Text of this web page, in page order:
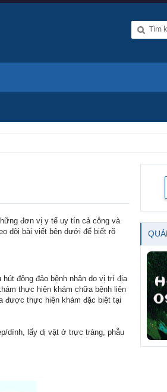
đơn vị y tế uy tín cả công và
dõi bài viết bên dưới để biết rõ
đông đảo bệnh nhân do vị trí địa
thực hiện khám chữa bệnh liên
được thực hiện khám đặc biệt tại
dính, lấy dị vật ở trực tràng, phẫu